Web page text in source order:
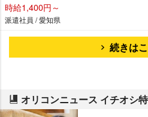
時給1,400円～
派遣社員 / 愛知県
続きは
オリコンニュース イチオシ